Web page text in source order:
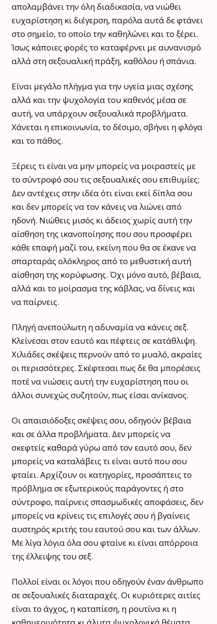
απολαμβάνει την όλη διαδικασία, να νιώθει
ευχαρίστηση κι διέγερση, παρόλα αυτά δε φτάνει
στο σημείο, το οποίο την καθηλώνει και το ξέρει.
Ίσως κάποιες φορές το καταφέρνει με αυνανισμό
αλλά στη σεξουαλική πράξη, καθόλου ή σπάνια.
Είναι μεγάλο πλήγμα για την υγεία μιας σχέσης
αλλά και την ψυχολογία του καθενός μέσα σε
αυτή, να υπάρχουν σεξουαλικά προβλήματα.
Χάνεται η επικοινωνία, το δέσιμο, σβήνει η φλόγα
και το πάθος.
Ξέρεις τι είναι να μην μπορείς να μοιραστείς με
το σύντροφό σου τις σεξουαλικές σου επιθυμίες;
Δεν αντέχεις στην ιδέα ότι είναι εκεί δίπλα σου
και δεν μπορείς να τον κάνεις να λιώνει από
ηδονή. Νιώθεις μισός κι άδειος χωρίς αυτή την
αίσθηση της ικανοποίησης που σου προσφέρει
κάθε επαφή μαζί του, εκείνη που θα σε έκανε να
σπαρταράς ολόκληρος από το μεθυστική αυτή
αίσθηση της κορύφωσης. Όχι μόνο αυτό, βέβαια,
αλλά και το μοίρασμα της κάβλας, να δίνεις και
να παίρνεις.
Πληγή ανεπούλωτη η αδυναμία να κάνεις σεξ.
Κλείνεσαι στον εαυτό και πέφτεις σε κατάθλιψη.
Χιλιάδες σκέψεις περνούν από το μυαλό, ακραίες
οι περισσότερες. Σκέφτεσαι πως δε θα μπορέσεις
ποτέ να νιώσεις αυτή την ευχαρίστηση που οι
άλλοι συνεχώς συζητούν, πως είσαι ανίκανος.
Οι απαισιόδοξες σκέψεις σου, οδηγούν βέβαια
και σε άλλα προβλήματα. Δεν μπορείς να
σκεφτείς καθαρά γύρω από τον εαυτό σου, δεν
μπορείς να καταλάβεις τι είναι αυτό που σου
φταίει. Αρχίζουν οι κατηγορίες, προσάπτεις το
πρόβλημα σε εξωτερικούς παράγοντες ή στο
σύντροφο, παίρνεις σπασμωδικές αποφάσεις, δεν
μπορείς να κρίνεις τις επιλογές σου ή βγαίνεις
αυστηρός κριτής του εαυτού σου και των άλλων.
Με λίγα λόγια όλα σου φταίνε κι είναι απόρροια
της έλλειψης του σεξ.
Πολλοί είναι οι λόγοι που οδηγούν έναν άνθρωπο
σε σεξουαλικές διαταραχές. Οι κυριότερες αιτίες
είναι το άγχος, η καταπίεση, η ρουτίνα κι η